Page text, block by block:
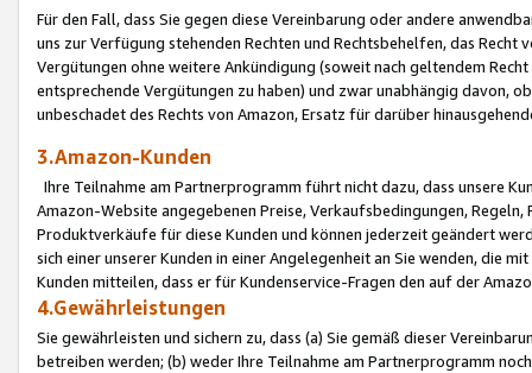
Für den Fall, dass Sie gegen diese Vereinbarung oder andere
uns zur Verfügung stehenden Rechten und Rechtsbehelfen, das
Vergütungen ohne weitere Ankündigung (soweit nach geltendem
entsprechende Vergütungen zu haben) und zwar unabhängig davon,
unbeschadet des Rechts von Amazon, Ersatz für darüber
3.Amazon-Kunden
Ihre Teilnahme am Partnerprogramm führt nicht dazu, dass unsere
Amazon-Website angegebenen Preise, Verkaufsbedingungen,
Produktverkäufe für diese Kunden und können jederzeit geändert
sich einer unserer Kunden in einer Angelegenheit an Sie wenden, die
Kunden mitteilen, dass er für Kundenservice-Fragen den auf der
4.Gewährleistungen
Sie gewährleisten und sichern zu, dass (a) Sie gemäß dieser
betreiben werden; (b) weder Ihre Teilnahme am Partnerprogramm